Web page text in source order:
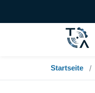
Startseite /